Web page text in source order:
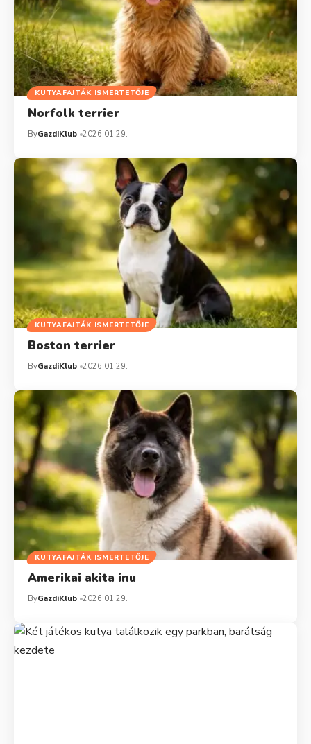
KUTYAFAJTÁK ISMERTETŐJE
Norfolk terrier
ByGazdiKlub 2026.01.29.
KUTYAFAJTÁK ISMERTETŐJE
Boston terrier
ByGazdiKlub 2026.01.29.
KUTYAFAJTÁK ISMERTETŐJE
Amerikai akita inu
ByGazdiKlub 2026.01.29.